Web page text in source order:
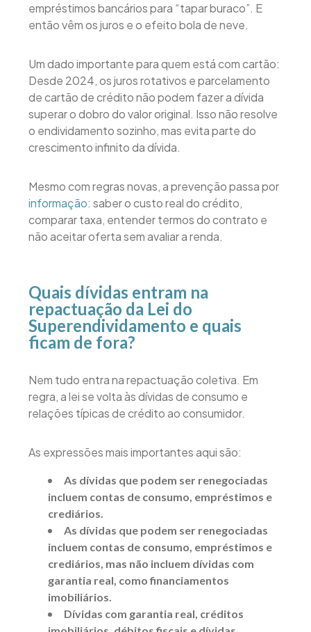
empréstimos bancários para “tapar buraco”. E
então vêm os juros e o efeito bola de neve.
Um dado importante para quem está com cartão:
Desde 2024, os juros rotativos e parcelamento
de cartão de crédito não podem fazer a dívida
superar o dobro do valor original. Isso não resolve
o endividamento sozinho, mas evita parte do
crescimento infinito da dívida.
Mesmo com regras novas, a prevenção passa por
informação: saber o custo real do crédito,
comparar taxa, entender termos do contrato e
não aceitar oferta sem avaliar a renda.
Quais dívidas entram na
repactuação da Lei do
Superendividamento e quais
ficam de fora?
Nem tudo entra na repactuação coletiva. Em
regra, a lei se volta às dívidas de consumo e
relações típicas de crédito ao consumidor.
As expressões mais importantes aqui são:
As dívidas que podem ser renegociadas
incluem contas de consumo, empréstimos e
crediários.
As dívidas que podem ser renegociadas
incluem contas de consumo, empréstimos e
crediários, mas não incluem dívidas com
garantia real, como financiamentos
imobiliários.
Dívidas com garantia real, créditos